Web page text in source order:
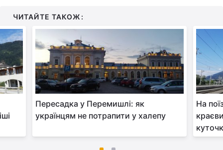
ЧИТАЙТЕ ТАКОЖ:
Пересадка у Перемишлі: як
українцям не потрапити у халепу
На